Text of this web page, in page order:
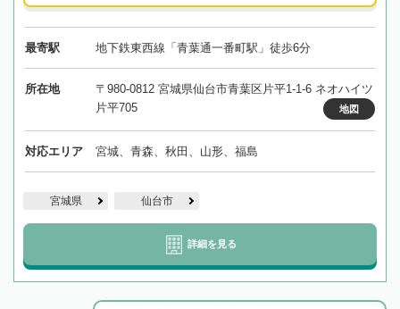
最寄駅 地下鉄東西線「青葉通一番町駅」徒歩6分
所在地
〒980-0812 宮城県仙台市青葉区片平1-1-6 ネオハイツ
片平705
地図
対応エリア 宮城、青森、秋田、山形、福島
宮城県 仙台市
詳細を見る